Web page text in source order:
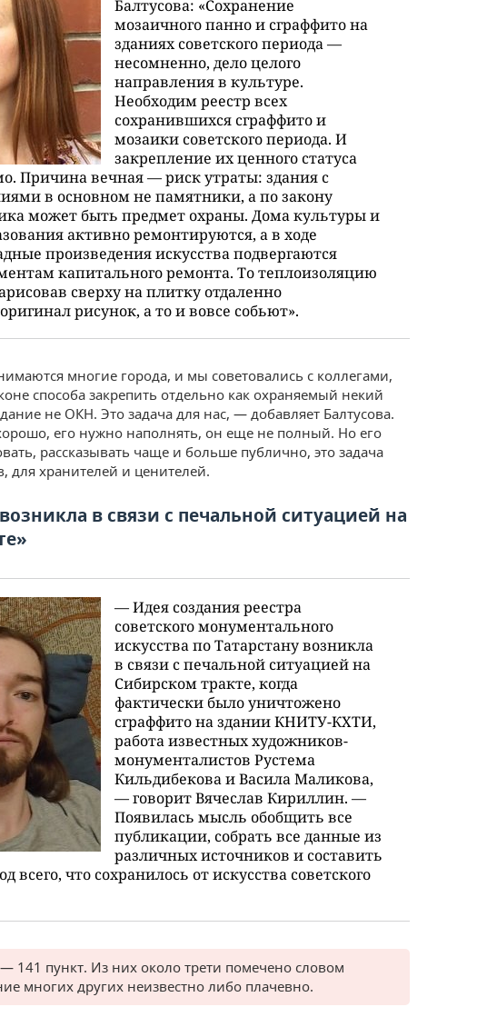
Балтусова: «Сохранение
мозаичного панно и сграффито на
зданиях советского периода —
несомненно, дело целого
направления в культуре.
Необходим реестр всех
сохранившихся сграффито и
мозаики советского периода. И
закрепление их ценного статуса
Причина вечная — риск утраты: здания с
в основном не памятники, а по закону
может быть предмет охраны. Дома культуры и
активно ремонтируются, а в ходе
произведения искусства подвергаются
капитального ремонта. То теплоизоляцию
сверху на плитку отдаленно
рисунок, а то и вовсе собьют».
многие города, и мы советовались с коллегами,
способа закрепить отдельно как охраняемый некий
не ОКН. Это задача для нас, — добавляет Балтусова.
его нужно наполнять, он еще не полный. Но его
рассказывать чаще и больше публично, это задача
для хранителей и ценителей.
в связи с печальной ситуацией на
— Идея создания реестра
советского монументального
искусства по Татарстану возникла
в связи с печальной ситуацией на
Сибирском тракте, когда
фактически было уничтожено
сграффито на здании КНИТУ-КХТИ,
работа известных художников-
монументалистов Рустема
Кильдибекова и Васила Маликова,
— говорит Вячеслав Кириллин. —
Появилась мысль обобщить все
публикации, собрать все данные из
различных источников и составить
всего, что сохранилось от искусства советского
141 пункт. Из них около трети помечено словом
многих других неизвестно либо плачевно.